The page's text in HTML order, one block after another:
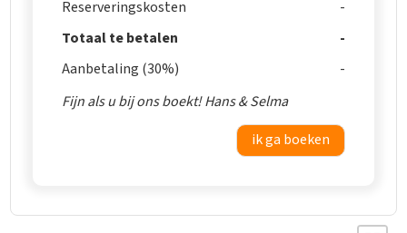
Reserveringskosten
Totaal te betalen
Aanbetaling (30%)
Fijn als u bij ons boekt! Hans & Selma
ik ga boeken